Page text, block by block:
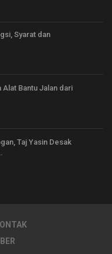
Syarat dan
Alat Bantu Jalan dari
Taj Yasin Desak